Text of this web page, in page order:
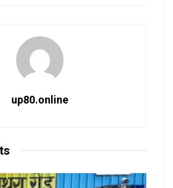
up80.online